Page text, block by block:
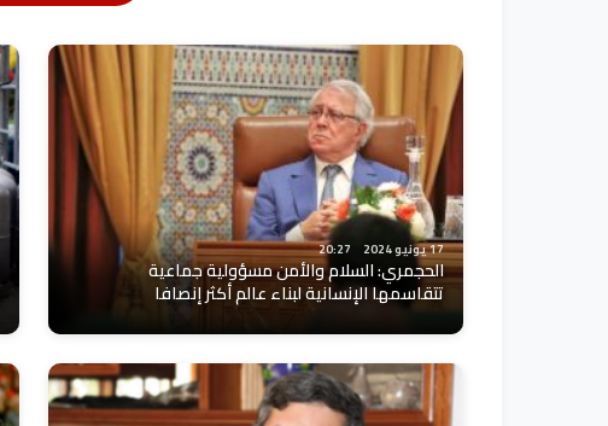
17 يونيو 2024 20:27
الحجمري: السلام والأمن مسؤولية جماعية
تتقاسمها الإنسانية لبناء عالم أكثر إنصافا